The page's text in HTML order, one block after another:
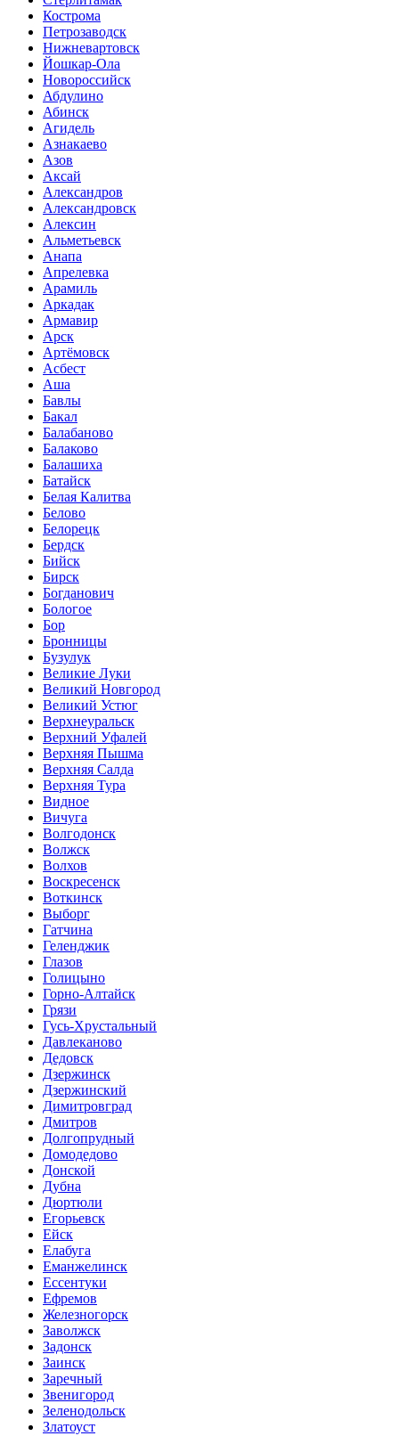
Кострома
Петрозаводск
Нижневартовск
Йошкар-Ола
Новороссийск
Абдулино
Абинск
Агидель
Азнакаево
Азов
Аксай
Александров
Александровск
Алексин
Альметьевск
Анапа
Апрелевка
Арамиль
Аркадак
Армавир
Арск
Артёмовск
Асбест
Аша
Бавлы
Бакал
Балабаново
Балаково
Балашиха
Батайск
Белая Калитва
Белово
Белорецк
Бердск
Бийск
Бирск
Богданович
Бологое
Бор
Бронницы
Бузулук
Великие Луки
Великий Новгород
Великий Устюг
Верхнеуральск
Верхний Уфалей
Верхняя Пышма
Верхняя Салда
Верхняя Тура
Видное
Вичуга
Волгодонск
Волжск
Волхов
Воскресенск
Воткинск
Выборг
Гатчина
Геленджик
Глазов
Голицыно
Горно-Алтайск
Грязи
Гусь-Хрустальный
Давлеканово
Дедовск
Дзержинск
Дзержинский
Димитровград
Дмитров
Долгопрудный
Домодедово
Донской
Дубна
Дюртюли
Егорьевск
Ейск
Елабуга
Еманжелинск
Ессентуки
Ефремов
Железногорск
Заволжск
Задонск
Заинск
Заречный
Звенигород
Зеленодольск
Златоуст